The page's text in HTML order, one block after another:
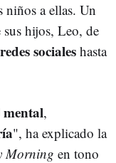
niños a ellas. Un
hijos, Leo, de
sociales hasta
,
", ha explicado la
Morning en tono